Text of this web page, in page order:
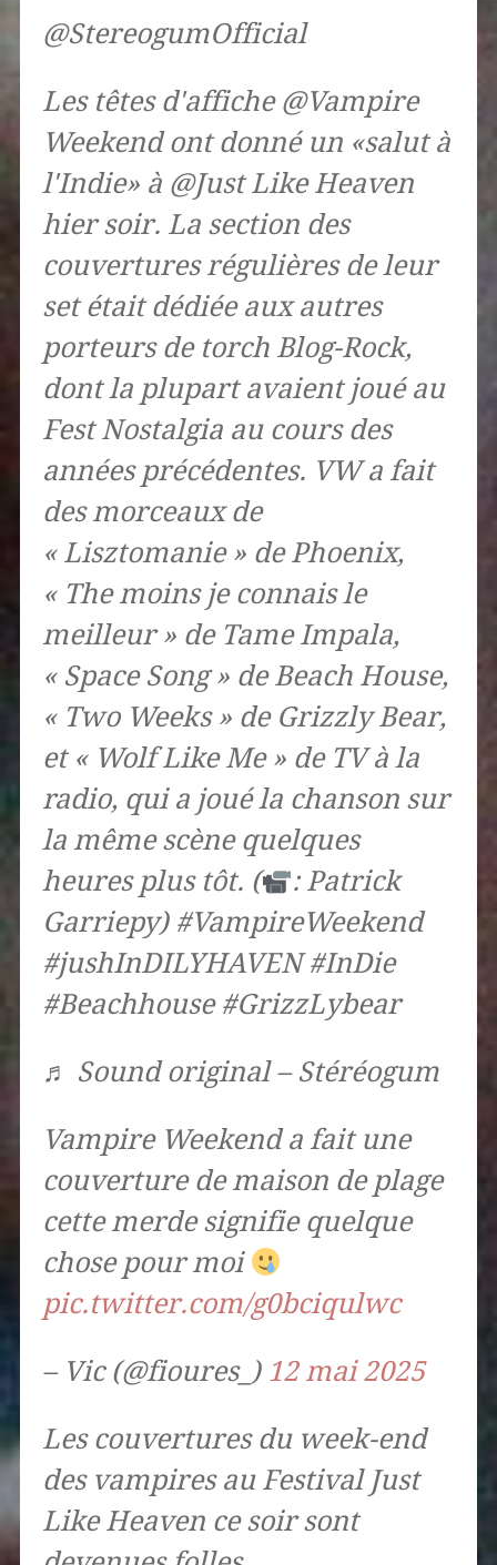
@StereogumOfficial
Les têtes d'affiche @Vampire
Weekend ont donné un «salut à
l'Indie» à @Just Like Heaven
hier soir. La section des
couvertures régulières de leur
set était dédiée aux autres
porteurs de torch Blog-Rock,
dont la plupart avaient joué au
Fest Nostalgia au cours des
années précédentes. VW a fait
des morceaux de
« Lisztomanie » de Phoenix,
« The moins je connais le
meilleur » de Tame Impala,
« Space Song » de Beach House,
« Two Weeks » de Grizzly Bear,
et « Wolf Like Me » de TV à la
radio, qui a joué la chanson sur
la même scène quelques
heures plus tôt. (
: Patrick
Garriepy) #VampireWeekend
#jushInDILYHAVEN #InDie
#Beachhouse #GrizzLybear
♬ Sound original – Stéréogum
Vampire Weekend a fait une
couverture de maison de plage
cette merde signifie quelque
chose pour moi
pic.twitter.com/g0bciqulwc
– Vic (@fioures_) 12 mai 2025
Les couvertures du week-end
des vampires au Festival Just
Like Heaven ce soir sont